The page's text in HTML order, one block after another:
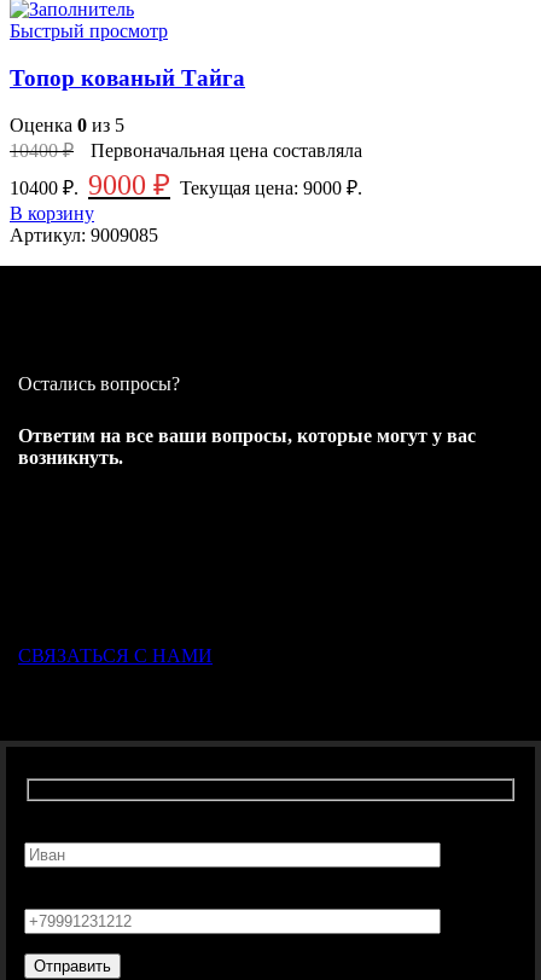
Быстрый просмотр
Топор кованый Тайга
Оценка 0 из 5
10400₽
Первоначальная цена составляла
10400 ₽. 9000 ₽ Текущая цена: 9000 ₽.
В корзину
Артикул: 9009085
Остались вопросы?
Ответим на все ваши вопросы, которые могут у вас
возникнуть.
СВЯЗАТЬСЯ С НАМИ